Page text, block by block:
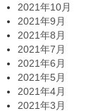
2021年10月
2021年9月
2021年8月
2021年7月
2021年6月
2021年5月
2021年4月
2021年3月